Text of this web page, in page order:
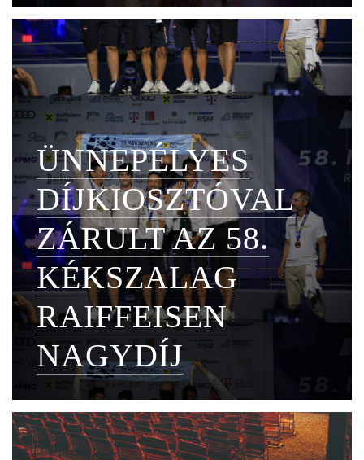
ÜNNEPÉLYES
DÍJKIOSZTÓVAL
ZÁRULT AZ 58.
KÉKSZALAG
RAIFFEISEN
NAGYDÍJ